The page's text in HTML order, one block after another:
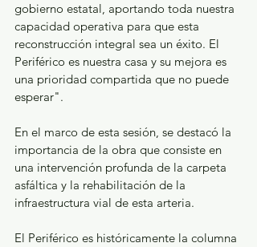
gobierno estatal, aportando toda nuestra
capacidad operativa para que esta
reconstrucción integral sea un éxito. El
Periférico es nuestra casa y su mejora es
una prioridad compartida que no puede
esperar".
En el marco de esta sesión, se destacó la
importancia de la obra que consiste en
una intervención profunda de la carpeta
asfáltica y la rehabilitación de la
infraestructura vial de esta arteria.
El Periférico es históricamente la columna